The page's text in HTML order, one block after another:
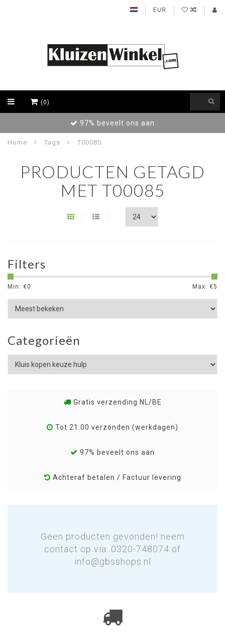
EUR
(0)
97% beveelt ons aan
Home Tags T00085
PRODUCTEN GETAGD
MET T00085
Filters
Min: €0 Max: €5
Categorieën
Gratis verzending NL/BE
Tot 21:00 verzonden (werkdagen)
97% beveelt ons aan
Achteraf betalen / Factuur levering
Geen producten gevonden! neem
contact op via: 0320-748074 of
info@gbsshops.nl